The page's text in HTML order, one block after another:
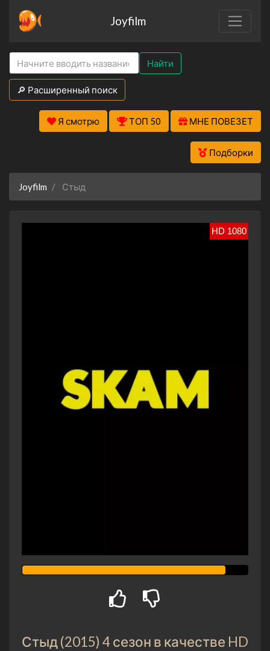
Joyfilm
Найти
🔎 Расширенный поиск
Я смотрю ТОП 50 МНЕ ПОВЕЗЕТ
Подборки
Joyfilm Стыд
HD 1080
Стыд (2015) 4 сезон в качестве HD